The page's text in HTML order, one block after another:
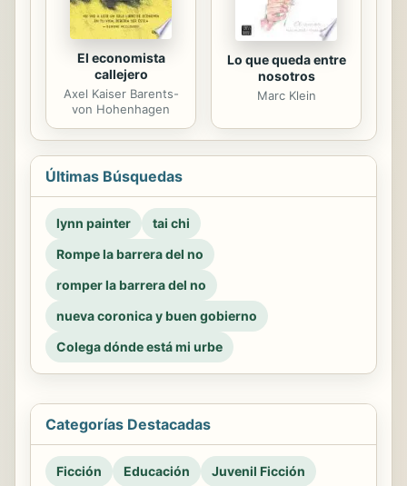
El economista
callejero
Axel Kaiser Barents-
von Hohenhagen
Lo que queda entre
nosotros
Marc Klein
Últimas Búsquedas
lynn painter
tai chi
Rompe la barrera del no
romper la barrera del no
nueva coronica y buen gobierno
Colega dónde está mi urbe
Categorías Destacadas
Ficción Educación Juvenil Ficción